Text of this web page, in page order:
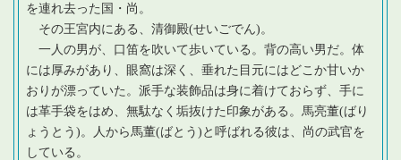
を連れ去った国・尚。
その王宮内にある、清御殿(せいごでん)。
一人の男が、口笛を吹いて歩いている。背の高い男だ。体
には厚みがあり、眼窩は深く、垂れた目元にはどこか甘いか
おりが漂っていた。派手な装飾品は身に着けておらず、手に
は革手袋をはめ、無駄なく垢抜けた印象がある。馬亮董(ばり
ょうとう)。人から馬董(ばとう)と呼ばれる彼は、尚の武官を
している。